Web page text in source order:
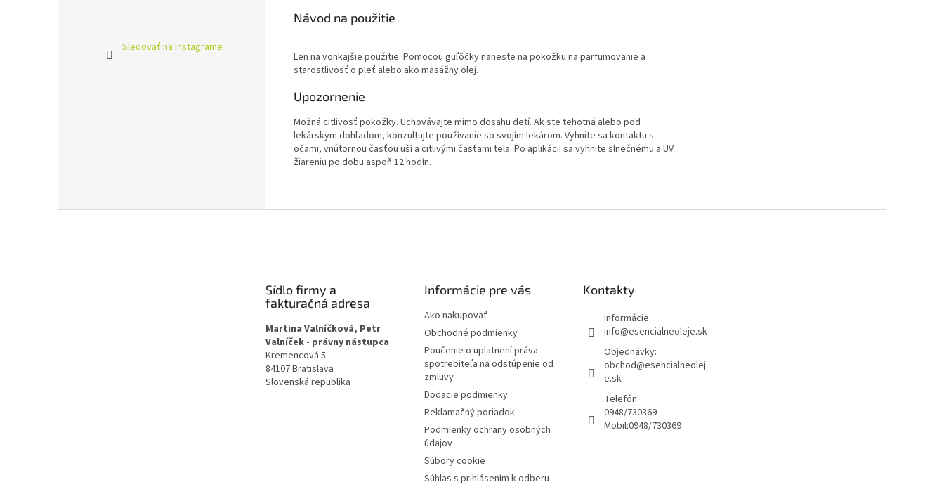
Sledovať na Instagrame
Návod na použitie
Len na vonkajšie použitie. Pomocou guľôčky naneste na pokožku na parfumovanie a
starostlivosť o pleť alebo ako masážny olej.
Upozornenie
Možná citlivosť pokožky. Uchovávajte mimo dosahu detí. Ak ste tehotná alebo pod
lekárskym dohľadom, konzultujte používanie so svojím lekárom. Vyhnite sa kontaktu s
očami, vnútornou časťou uší a citlivými časťami tela. Po aplikácii sa vyhnite slnečnému a UV
žiareniu po dobu aspoň 12 hodín.
Sídlo firmy a
fakturačná adresa
Martina Valníčková, Petr
Valníček - právny nástupca
Kremencová 5
84107 Bratislava
Slovenská republika
Informácie pre vás
Ako nakupovať
Obchodné podmienky
Poučenie o uplatnení práva
spotrebiteľa na odstúpenie od
zmluvy
Dodacie podmienky
Reklamačný poriadok
Podmienky ochrany osobných
údajov
Súbory cookie
Súhlas s prihlásením k odberu
Kontakty
Informácie:
info@esencialneoleje.sk
Objednávky:
obchod@esencialneolej
e.sk
Telefón:
0948/730369
Mobil:0948/730369